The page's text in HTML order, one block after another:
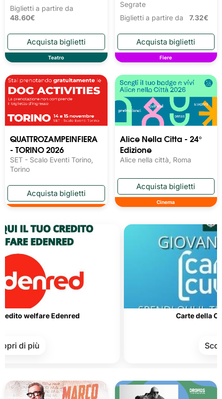
Biglietti a partire da
48.60€
Teatro
Segrate
Biglietti a partire da 7.32€
Fiere
QUATTROZAMPEINFIERA
- TORINO 2026
SET - Scalo Eventi Torino,
Torino
Alice Nella Citta - 24°
Edizione
Alice nella città, Roma
Cinema
Edenred Carte della Cultura e
Scopri di più